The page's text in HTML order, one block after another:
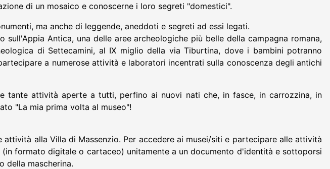
di un mosaico e conoscerne i loro segreti "domestici".
ma anche di leggende, aneddoti e segreti ad essi legati.
Antica, una delle aree archeologiche più belle della campagna romana,
di Settecamini, al IX miglio della via Tiburtina, dove i bambini potranno
a numerose attività e laboratori incentrati sulla conoscenza degli antichi
tante attività aperte a tutti, perfino ai nuovi nati che, in fasce, in carrozzina, in
"La mia prima volta al museo"!
alla Villa di Massenzio. Per accedere ai musei/siti e partecipare alle attività
formato digitale o cartaceo) unitamente a un documento d'identità e sottoporsi
della mascherina.